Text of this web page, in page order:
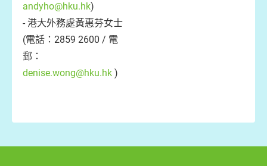
andyho@hku.hk)
- 港大外務處黃惠芬女士
(電話：2859 2600 / 電
郵：
denise.wong@hku.hk )